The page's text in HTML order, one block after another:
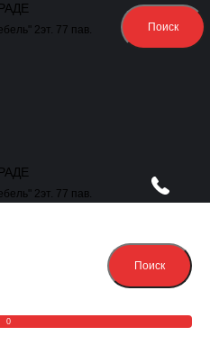
2эт. 77 пав.
2эт. 77 пав.
Поиск
0
Поиск